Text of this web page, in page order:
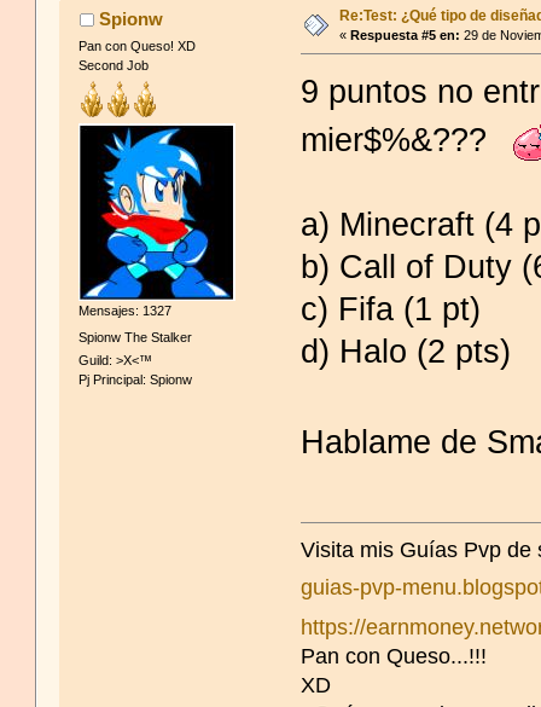
Spionw
Pan con Queso! XD
Second Job
Mensajes: 1327
Spionw The Stalker
Guild: >X<™
Pj Principal: Spionw
Re:Test: ¿Qué tipo de
«Respuesta #5 en: 29 de
9 puntos no
mier$%&???
a) Minecraft (4
b) Call of Duty
c) Fifa (1 pt)
d) Halo (2 pts)
Hablame de
Visita mis Guías Pvp
guias-pvp-
https://
Pan con Queso...!!!
XD